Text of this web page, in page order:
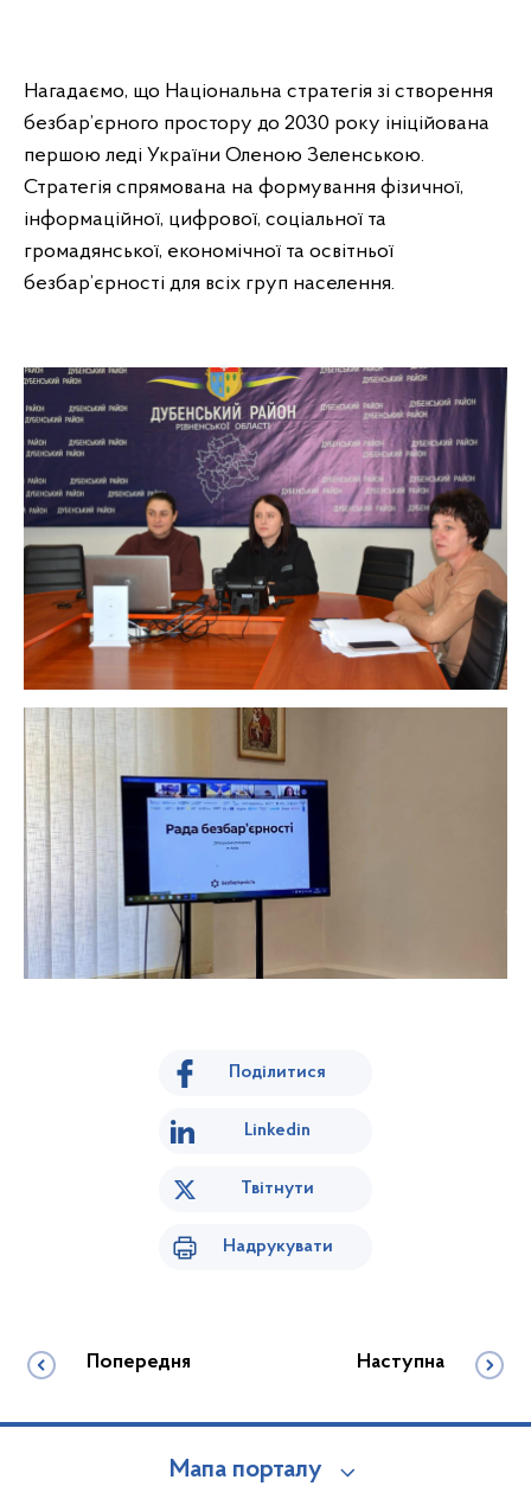
Нагадаємо, що Національна стратегія зі створення
безбар’єрного простору до 2030 року ініційована
першою леді України Оленою Зеленською.
Стратегія спрямована на формування фізичної,
інформаційної, цифрової, соціальної та
громадянської, економічної та освітньої
безбар’єрності для всіх груп населення.
Поділитися
Linkedin
Твітнути
Надрукувати
Попередня Наступна
Мапа порталу